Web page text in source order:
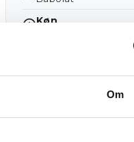
Om
Køn
BETALING,